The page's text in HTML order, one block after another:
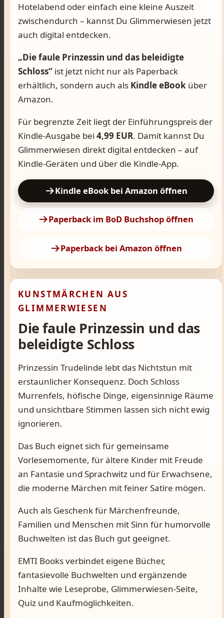
Hotelabend oder einfach eine kleine Auszeit
zwischendurch – kannst Du Glimmerwiesen jetzt
auch digital entdecken.
„Die faule Prinzessin und das beleidigte
Schloss“ ist jetzt nicht nur als Paperback
erhältlich, sondern auch als Kindle eBook über
Amazon.
Für begrenzte Zeit liegt der Einführungspreis der
Kindle-Ausgabe bei 4,99 EUR. Damit kannst Du
Glimmerwiesen direkt digital entdecken – auf
Kindle-Geräten und über die Kindle-App.
Kindle eBook bei Amazon öffnen
Paperback im BoD Buchshop öffnen
Paperback bei Amazon öffnen
KUNSTMÄRCHEN AUS
GLIMMERWIESEN
Die faule Prinzessin und das
beleidigte Schloss
Prinzessin Trudelinde lebt das Nichtstun mit
erstaunlicher Konsequenz. Doch Schloss
Murrenfels, höfische Dinge, eigensinnige Räume
und unsichtbare Stimmen lassen sich nicht ewig
ignorieren.
Das Buch eignet sich für gemeinsame
Vorlesemomente, für ältere Kinder mit Freude
an Fantasie und Sprachwitz und für Erwachsene,
die moderne Märchen mit feiner Satire mögen.
Auch als Geschenk für Märchenfreunde,
Familien und Menschen mit Sinn für humorvolle
Buchwelten ist das Buch gut geeignet.
EMTI Books verbindet eigene Bücher,
fantasievolle Buchwelten und ergänzende
Inhalte wie Leseprobe, Glimmerwiesen-Seite,
Quiz und Kaufmöglichkeiten.